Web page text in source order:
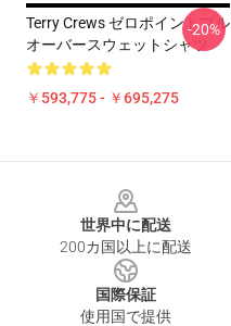
Terry Crews ゼロポイントプル
オーバースウェットシャツ
￥593,775 - ￥695,275
-20%
世界中に配送
200カ国以上に配送
国際保証
使用国で提供